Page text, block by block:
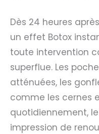
Dès 24 heures
un effet Botox
toute intervention
superflue. Les
atténuées, les
comme les cernes
quotidiennement,
impression de